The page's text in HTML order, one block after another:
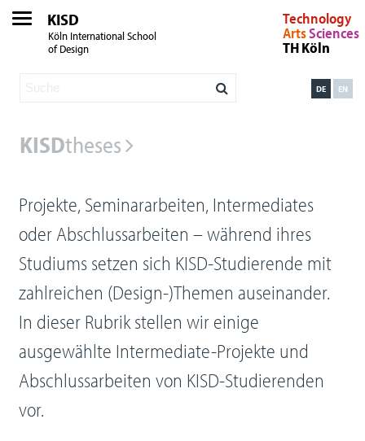
KISD
Köln International School
of Design
Technology
ArtsSciences
TH Köln
EN
DE
KISDtheses
Projekte, Seminararbeiten, Intermediates
oder Abschlussarbeiten – während ihres
Studiums setzen sich KISD-Studierende mit
zahlreichen (Design-)Themen auseinander.
In dieser Rubrik stellen wir einige
ausgewählte Intermediate-Projekte und
Abschlussarbeiten von KISD-Studierenden
vor.